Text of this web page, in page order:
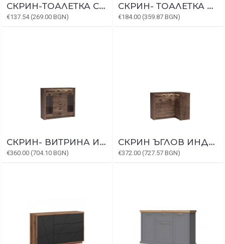
СКРИН-ТОАЛЕТКА СИТИ 3079
€137.54 (269.00 BGN)
СКРИН- ТОАЛЕТКА АПОЛО 1
€184.00 (359.87 BGN)
СКРИН- ВИТРИНА ИНДИАНАПОЛИС I-8
€360.00 (704.10 BGN)
СКРИН ЪГЛОВ ИНДИАНАПОЛИС I-15
€372.00 (727.57 BGN)